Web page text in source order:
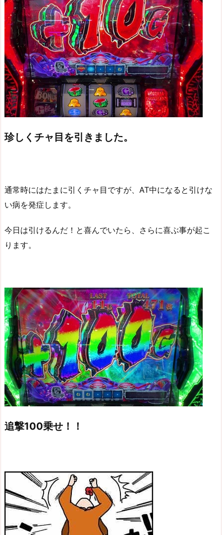
珍しくチャ目を引きました。
通常時にはたまに引くチャ目ですが、AT中になると引けな
い病を発症します。
今日は引けるんだ！と喜んでいたら、さらに喜ぶ事が起こ
ります。
追撃100乗せ！！